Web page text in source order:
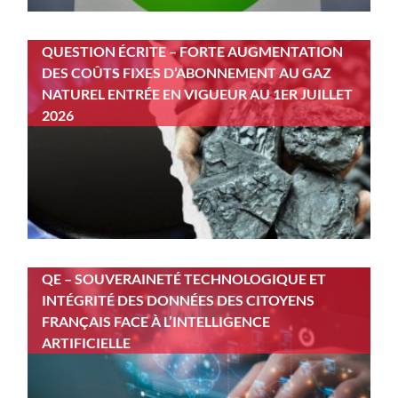
QUESTION ÉCRITE – FORTE AUGMENTATION
DES COÛTS FIXES D’ABONNEMENT AU GAZ
NATUREL ENTRÉE EN VIGUEUR AU 1ER JUILLET
2026
QE – SOUVERAINETÉ TECHNOLOGIQUE ET
INTÉGRITÉ DES DONNÉES DES CITOYENS
FRANÇAIS FACE À L’INTELLIGENCE
ARTIFICIELLE